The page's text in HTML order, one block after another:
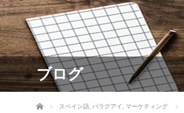
ブログ
ホーム スペイン語 パラグアイ マーケティング